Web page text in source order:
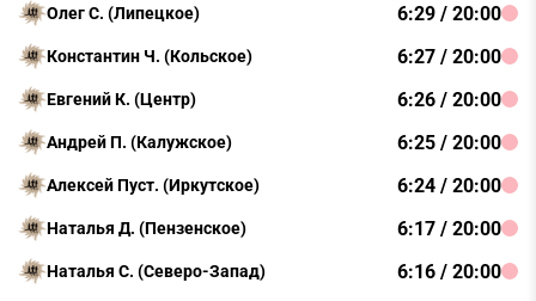
Олег С. (Липецкое) 6:29 / 20:00
Константин Ч. (Кольское) 6:27 / 20:00
Евгений К. (Центр) 6:26 / 20:00
Андрей П. (Калужское) 6:25 / 20:00
Алексей Пуст. (Иркутское) 6:24 / 20:00
Наталья Д. (Пензенское) 6:17 / 20:00
Наталья С. (Северо-Запад) 6:16 / 20:00